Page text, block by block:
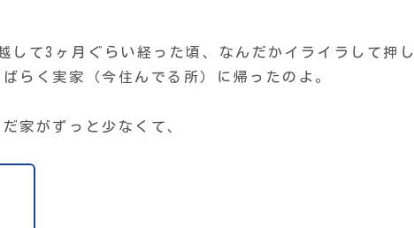
して3ヶ月ぐらい経った頃、なんだかイライラして押し
らく実家（今住んでる所）に帰ったのよ。
家がずっと少なくて、